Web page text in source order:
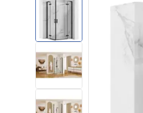
Tuš kade
Tuš Kanalice